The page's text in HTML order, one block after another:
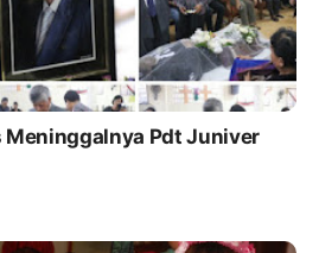
Meninggalnya Pdt Juniver